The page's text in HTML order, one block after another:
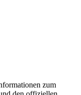
zum